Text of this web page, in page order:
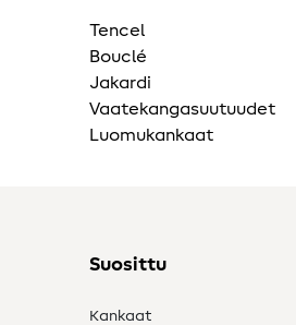
Tencel
Bouclé
Jakardi
Vaatekangasuutuudet
Luomukankaat
Suosittu
Kankaat